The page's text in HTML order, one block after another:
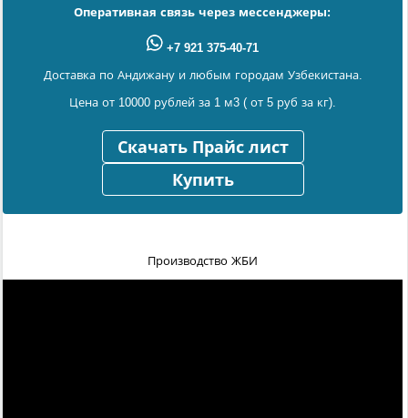
Оперативная связь через мессенджеры:
+7 921 375-40-71
Доставка по Андижану и любым городам Узбекистана.
Цена от 10000 рублей за 1 м3 ( от 5 руб за кг).
Скачать Прайс лист
Купить
Производство ЖБИ